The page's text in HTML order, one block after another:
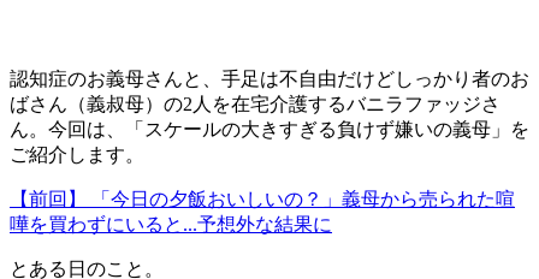
認知症のお義母さんと、手足は不自由だけどしっかり者のお
ばさん（義叔母）の2人を在宅介護するバニラファッジさ
ん。今回は、「スケールの大きすぎる負けず嫌いの義母」を
ご紹介します。
【前回】 「今日の夕飯おいしいの？」義母から売られた喧
嘩を買わずにいると...予想外な結果に
とある日のこと。